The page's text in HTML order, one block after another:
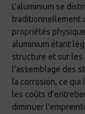
L'aluminium se
traditionnellement
propriétés
aluminium étant
structure et sur
l'assemblage des
la corrosion, ce
les coûts
diminuer